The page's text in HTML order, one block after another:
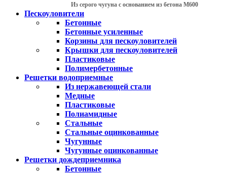
Из серого чугуна с основанием из бетона М600
Пескоуловители
Бетонные
Бетонные усиленные
Корзины для пескоуловителей
Крышки для пескоуловителей
Пластиковые
Полимербетонные
Решетки водоприемные
Из нержавеющей стали
Медные
Пластиковые
Полиамидные
Стальные
Стальные оцинкованные
Чугунные
Чугунные оцинкованные
Решетки дождеприемника
Бетонные